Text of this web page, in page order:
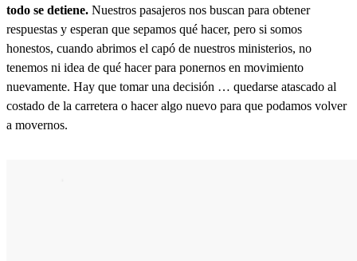
todo se detiene. Nuestros pasajeros nos buscan para obtener
respuestas y esperan que sepamos qué hacer, pero si somos
honestos, cuando abrimos el capó de nuestros ministerios, no
tenemos ni idea de qué hacer para ponernos en movimiento
nuevamente. Hay que tomar una decisión … quedarse atascado al
costado de la carretera o hacer algo nuevo para que podamos volver
a movernos.